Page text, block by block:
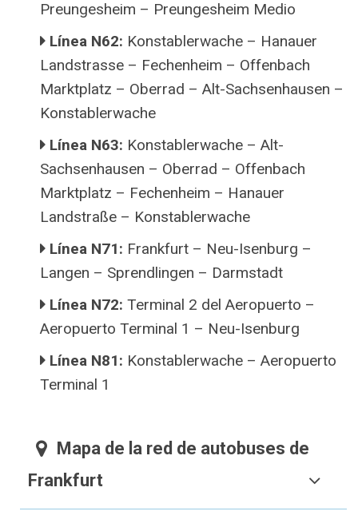
Preungesheim – Preungesheim Medio
Línea N62: Konstablerwache – Hanauer
Landstrasse – Fechenheim – Offenbach
Marktplatz – Oberrad – Alt-Sachsenhausen –
Konstablerwache
Línea N63: Konstablerwache – Alt-
Sachsenhausen – Oberrad – Offenbach
Marktplatz – Fechenheim – Hanauer
Landstraße – Konstablerwache
Línea N71: Frankfurt – Neu-Isenburg –
Langen – Sprendlingen – Darmstadt
Línea N72: Terminal 2 del Aeropuerto –
Aeropuerto Terminal 1 – Neu-Isenburg
Línea N81: Konstablerwache – Aeropuerto
Terminal 1
Mapa de la red de autobuses de
Frankfurt